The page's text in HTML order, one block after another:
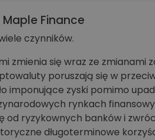
Finance
czynników.
zmienia się wraz ze zmianami
poruszają się w
imponujące zyski pomimo
rynkach
od ryzykownych banków i
długoterminowe